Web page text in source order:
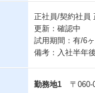
正社員/契約社員
更新：確認中
試用期間：有/6ヶ
備考：入社半年
勤務地1
〒